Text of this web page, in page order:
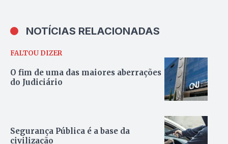
NOTÍCIAS RELACIONADAS
FALTOU DIZER
O fim de uma das maiores aberrações
do Judiciário
Segurança Pública é a base da
civilização